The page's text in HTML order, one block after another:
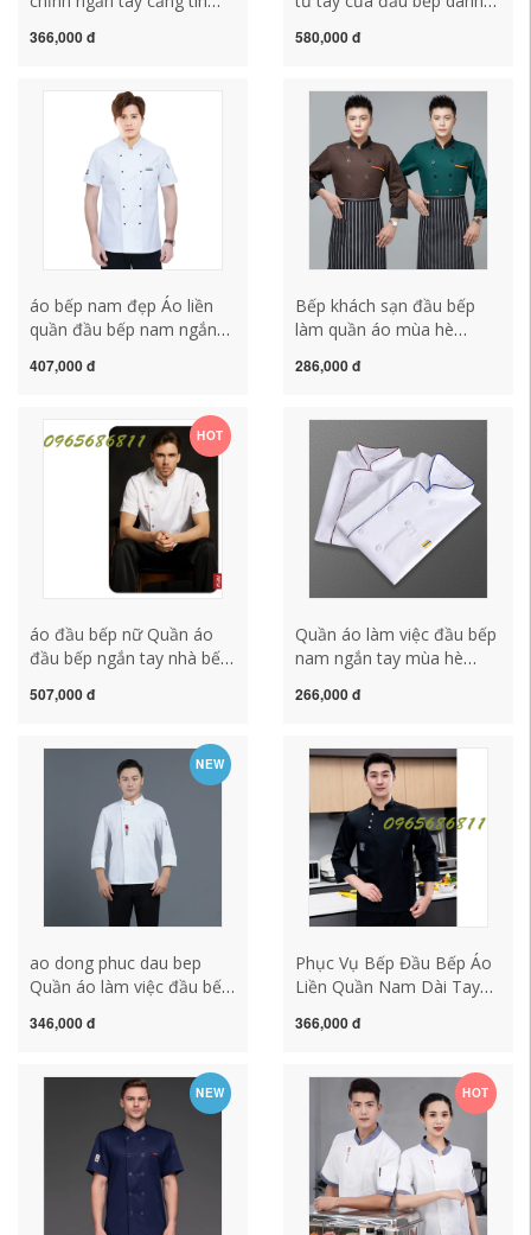
nhà bếp nam thợ làm
phục dài tay ao bep mẫu
áo đầu bếp
366,000 đ
khách sạn bếp sau nhà
đầu bếp ngắn tay của đầu
bếp ao bep truong áo làm
580,000 đ
áo bếp nam đẹp Áo liền
quần đầu bếp nam ngắn
thoáng khí màu đen phục
cấp cỡ lớn quần áo áo bếp
trưởng cao cấp quần áo
407,000 đ
Bếp khách sạn đầu bếp
làm quần áo mùa hè
tin nhà hàng kích thước
đầu bếp tùy chỉnh đồng
phục đầu bếp đẹp áo bếp
trưởng đẹp
286,000 đ
HOT
áo đầu bếp nữ Quần áo
đầu bếp ngắn tay nhà bếp
phương Tây căng tin
chỉnh kích thước lớn làm
bánh áo liền quần đầu bếp
áo đầu bếp đẹp bộ quần
áo đầu bếp
507,000 đ
Quần áo làm việc đầu bếp
nam ngắn tay mùa hè
vụ căng tin dài tay trở lại
cộng với phân bón áo bếp
đẹp áo bếp nam
266,000 đ
NEW
ao dong phuc dau bep
Quần áo làm việc đầu bếp
hè băng lụa mỏng lưới
phục vụ quần áo đầu bếp
cao cấp dài tay mẫu áo
bếp đồng phục nhà bếp
346,000 đ
Phục Vụ Bếp Đầu Bếp Áo
Liền Quần Nam Dài Tay
Nướng Bông Size Lớn
Tay Mùa Hè trang phục
bếp ao bep truong
366,000 đ
NEW HOT